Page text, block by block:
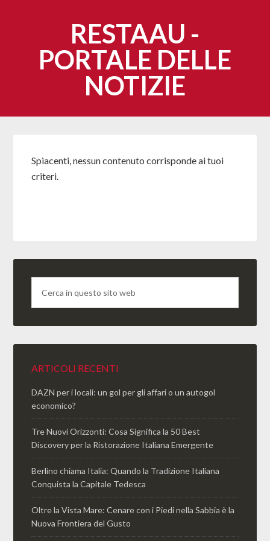
RESTAAU -
PORTALE DELLE
NOTIZIE
Spiacenti, nessun contenuto corrisponde ai tuoi
criteri.
ARTICOLI RECENTI
DAZN per i locali: un gol per gli affari o un autogol
economico?
Tre Nuovi Orizzonti: Cosa Significa la 50 Best
Discovery per la Ristorazione Italiana Emergente
Berlino chiama Italia: Quando la Tradizione Italiana
Conquista la Capitale Tedesca
Oltre la Vista Mare: Cenare con i Piedi nella Sabbia è la
Nuova Frontiera del Gusto